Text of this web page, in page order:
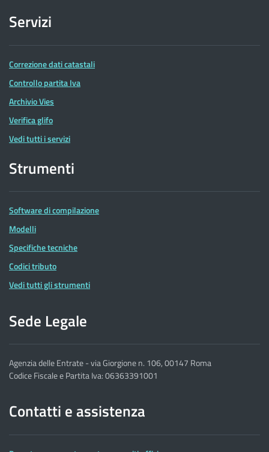
Servizi
Correzione dati catastali
Controllo partita Iva
Archivio Vies
Verifica glifo
Vedi tutti i servizi
Strumenti
Software di compilazione
Modelli
Specifiche tecniche
Codici tributo
Vedi tutti gli strumenti
Sede Legale
Agenzia delle Entrate - via Giorgione n. 106, 00147 Roma
Codice Fiscale e Partita Iva: 06363391001
Contatti e assistenza